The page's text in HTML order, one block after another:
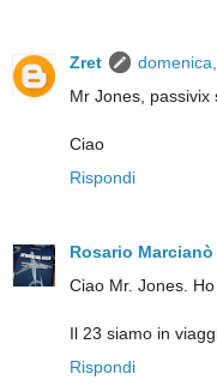
Zret
Mr Jones, passivix
Ciao
Rispondi
Rosario Marcianò
Ciao Mr. Jones.
Il 23 siamo in
Rispondi